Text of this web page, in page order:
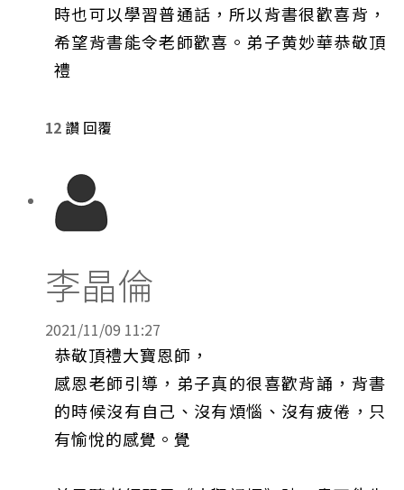
時也可以學習普通話，所以背書很歡喜背，
希望背書能令老師歡喜。弟子黄妙華恭敬頂
禮
12 讚 回覆
李晶倫
2021/11/09 11:27
恭敬頂禮大寶恩師，
感恩老師引導，弟子真的很喜歡背誦，背書
的時候沒有自己、沒有煩惱、沒有疲倦，只
有愉悅的感覺。覺